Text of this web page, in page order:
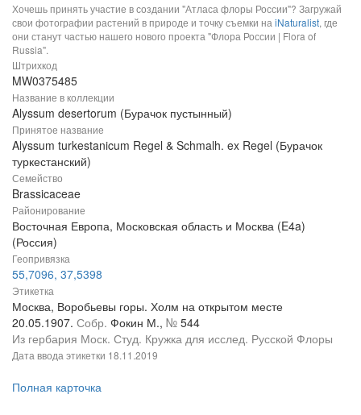
Хочешь принять участие в создании "Атласа флоры России"? Загружай
свои фотографии растений в природе и точку съемки на iNaturalist, где
они станут частью нашего нового проекта "Флора России | Flora of
Russia".
Штрихкод
MW0375485
Название в коллекции
Alyssum desertorum (Бурачок пустынный)
Принятое название
Alyssum turkestanicum Regel & Schmalh. ex Regel (Бурачок
туркестанский)
Семейство
Brassicaceae
Районирование
Восточная Европа, Московская область и Москва (E4a)
(Россия)
Геопривязка
55,7096, 37,5398
Этикетка
Москва, Воробьевы горы. Холм на открытом месте
20.05.1907. Собр. Фокин М., № 544
Из гербария Моск. Студ. Кружка для исслед. Русской Флоры
Дата ввода этикетки 18.11.2019
Полная карточка